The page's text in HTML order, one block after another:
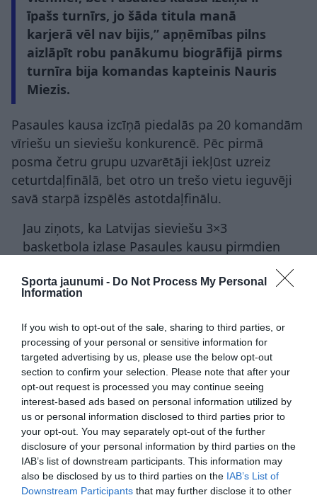
Sporta jaunumi - Do Not Process My Personal
Information
If you wish to opt-out of the sale, sharing to third parties, or
processing of your personal or sensitive information for
targeted advertising by us, please use the below opt-out
section to confirm your selection. Please note that after your
opt-out request is processed you may continue seeing
interest-based ads based on personal information utilized by
us or personal information disclosed to third parties prior to
your opt-out. You may separately opt-out of the further
disclosure of your personal information by third parties on the
IAB’s list of downstream participants. This information may
also be disclosed by us to third parties on the IAB’s List of
Downstream Participants that may further disclose it to other
īpašs turnīrs, jo šāda titula manā
karjerā vēl nav bijis,” apņēmības pilns
aizlāpīt robu panākumu biogrāfijā pirms
turnīra bija komandas kapteinis Nauris
Miezis.
Pasaules kausa izcīņā piedalās pa 20 komandām
vīriešu un sieviešu konkurencē. Pēc pirmā
posma četru grupu uzvarētāji iekļūst uzreiz
ceturtdaļfinālā, bet otro un trešo vietu ieguvēji
savā starpā izspēlēs astotdaļfinālu.
Jau ziņots, ka Latvijas sieviešu 3×3
basketbola izlase Pasaules kausu pirmdien
pārFilipīnāmunItāliju.
3x3 basketbols basketbols Francis Lācis
Kārlis Lasmanis Latvijas 3x3 basketbola izlase
Nauris Miezis Zigmārs Raimo
CITS NO ŠĪS TĒMAS
Latvijas U-23 vīriešu izlase Ventspilī
uzvar 3×3 basketbola Jaunatnes Nāciju
līgas posmā; meitenes kvalificējas
Pasaules kausam